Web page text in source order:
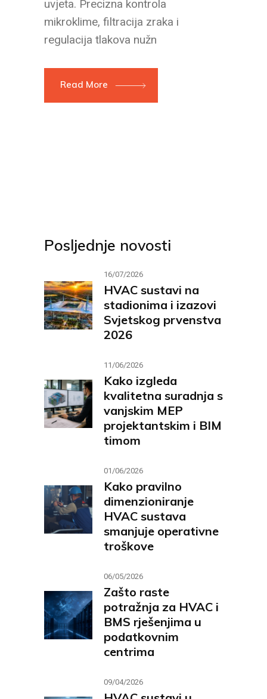
uvjeta. Precizna kontrola
mikroklime, filtracija zraka i
regulacija tlakova nužn
Read More
Posljednje novosti
16/07/2026
HVAC sustavi na
stadionima i izazovi
Svjetskog prvenstva
2026
11/06/2026
Kako izgleda
kvalitetna suradnja s
vanjskim MEP
projektantskim i BIM
timom
01/06/2026
Kako pravilno
dimenzioniranje
HVAC sustava
smanjuje operativne
troškove
06/05/2026
Zašto raste
potražnja za HVAC i
BMS rješenjima u
podatkovnim
centrima
09/04/2026